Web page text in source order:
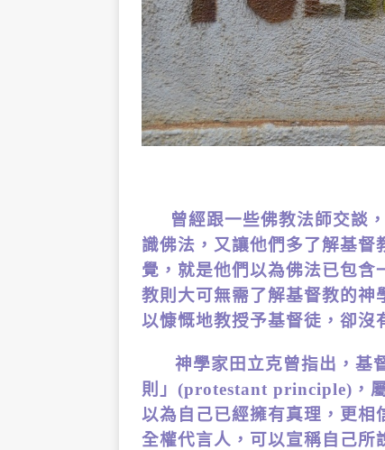
曾經跟一些佛教法師交談
識佛法，又讓他們多了解基督
覺，就是他們以為佛法已包含
教則大可無需了解基督教的神
以慷慨地教授予基督徒，卻沒
神學家田立克曾指出，基
則」(protestant principle)，
以為自己已經擁有真理，更相
全權代言人，可以宣稱自己所